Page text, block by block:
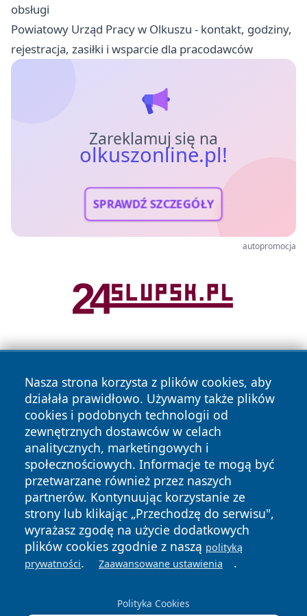
obsługi
Powiatowy Urząd Pracy w Olkuszu - kontakt, godziny,
rejestracja, zasiłki i wsparcie dla pracodawców
Zareklamuj się na
olkuszonline.pl!
SPRAWDŹ SZCZEGÓŁY
autopromocja
Nasza strona korzysta z plików cookies, aby
działała prawidłowo. Używamy także plików
cookies i podobnych technologii od
zewnętrznych dostawców w celach
analitycznych, marketingowych i
społecznościowych. Informacje te mogą być
przetwarzane również przez naszych
partnerów. Kontynuując korzystanie ze
strony lub klikając „Przechodzę do serwisu",
wyrażasz zgodę na użycie dodatkowych
plików cookies zgodnie z naszą polityką
prywatności. Zaawansowane ustawienia .
Polityka Cookies
Copyright © 2026 olkuszonline.pl Wszystkie prawa
zastrzeżone.
News Autorzy
Polityka
Prywatności
Polityka
Cookies